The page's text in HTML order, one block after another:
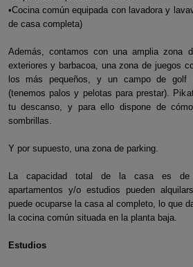
•Cocina común equipada con lavadora y
de casa completa)
Además, contamos con una amplia zona
exteriores y barbacoa, una zona de juegos
los más pequeños, y un campo de golf
(tenemos palos y pelotas para prestar).
tu descanso, y para ello dispone de
sombrillas.
Y por supuesto, una zona de parking.
La capacidad total de la casa es
apartamentos y/o estudios pueden
puede ocuparse la casa al completo, lo que
la cocina común situada en la planta baja.
Estudios